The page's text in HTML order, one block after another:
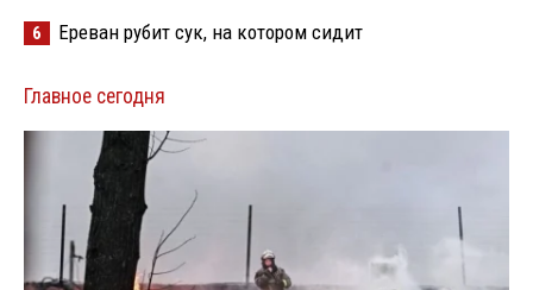
6 Ереван рубит сук, на котором сидит
Главное сегодня